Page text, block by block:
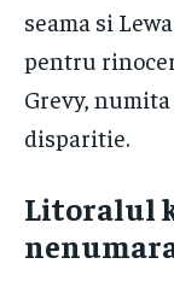
seama si
pentru
Grevy,
disparitie.
​Litoralul